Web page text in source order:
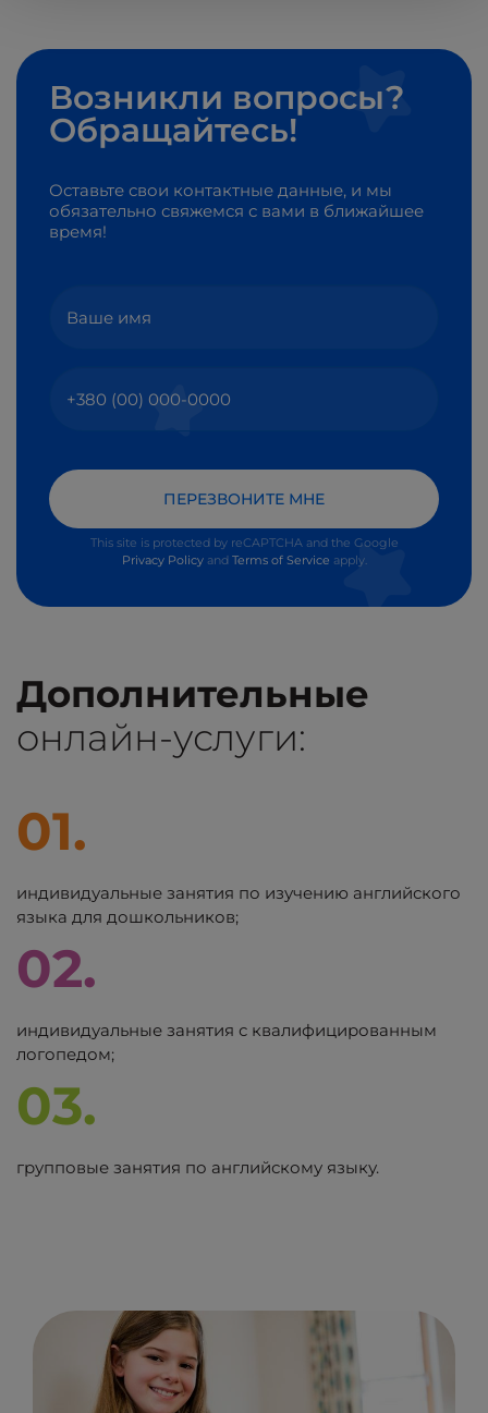
Возникли вопросы?
Обращайтесь!
Оставьте свои контактные данные, и мы
обязательно свяжемся с вами в ближайшее
время!
ПЕРЕЗВОНИТЕ МНЕ
This site is protected by reCAPTCHA and the Google
Privacy Policyand Terms of Service apply.
Дополнительные
онлайн-услуги:
01.
индивидуальные занятия по изучению английского
языка для дошкольников;
02.
индивидуальные занятия с квалифицированным
логопедом;
03.
групповые занятия по английскому языку.